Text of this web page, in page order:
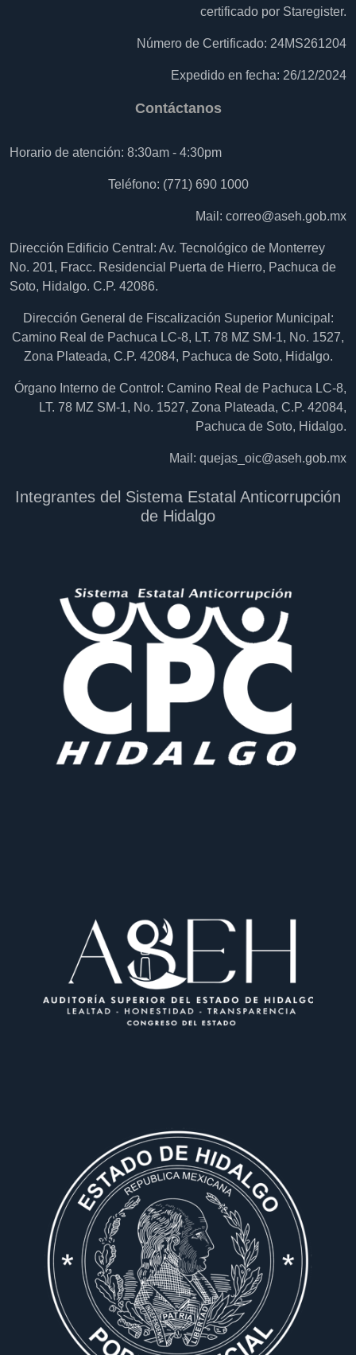
certificado por Staregister.
Número de Certificado: 24MS261204
Expedido en fecha: 26/12/2024
Contáctanos
Horario de atención: 8:30am - 4:30pm
Teléfono: (771) 690 1000
Mail: correo@aseh.gob.mx
Dirección Edificio Central: Av. Tecnológico de Monterrey
No. 201, Fracc. Residencial Puerta de Hierro, Pachuca de
Soto, Hidalgo. C.P. 42086.
Dirección General de Fiscalización Superior Municipal:
Camino Real de Pachuca LC-8, LT. 78 MZ SM-1, No. 1527,
Zona Plateada, C.P. 42084, Pachuca de Soto, Hidalgo.
Órgano Interno de Control: Camino Real de Pachuca LC-8,
LT. 78 MZ SM-1, No. 1527, Zona Plateada, C.P. 42084,
Pachuca de Soto, Hidalgo.
Mail: quejas_oic@aseh.gob.mx
Integrantes del Sistema Estatal Anticorrupción
de Hidalgo